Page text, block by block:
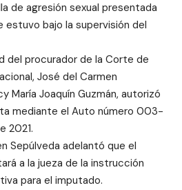
de agresión sexual presentada
estuvo bajo la supervisión del
del procurador de la Corte de
José del Carmen
María Joaquín Guzmán, autorizó
mediante el Auto número 003-
2021.
Sepúlveda adelantó que el
a la jueza de la instrucción
para el imputado.